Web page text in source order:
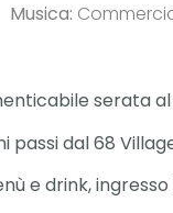
Musica:
serata
passi dal 68
e drink,